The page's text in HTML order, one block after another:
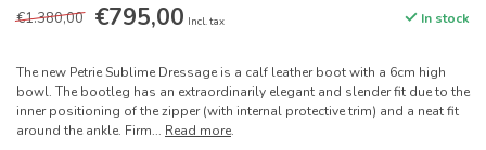
€1.380,00 €795,00 Incl. tax In stock
The new Petrie Sublime Dressage is a calf leather boot with a 6cm high
bowl. The bootleg has an extraordinarily elegant and slender fit due to the
inner positioning of the zipper (with internal protective trim) and a neat fit
around the ankle. Firm... Read more.